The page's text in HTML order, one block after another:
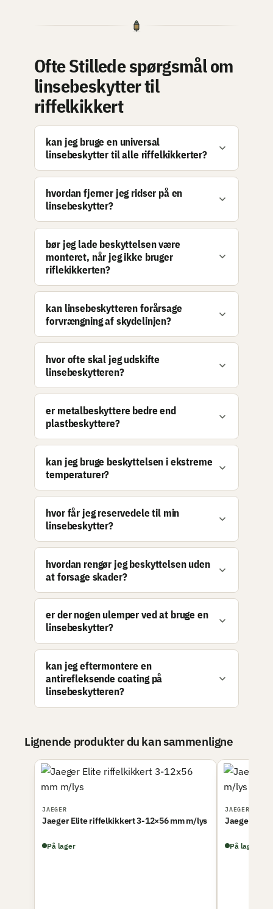
Ofte Stillede spørgsmål om
linsebeskytter til
riffelkikkert
kan jeg bruge en universal
linsebeskytter til alle riffelkikkerter?
hvordan fjerner jeg ridser på en
linsebeskytter?
bør jeg lade beskyttelsen være
monteret, når jeg ikke bruger
riflekikkerten?
kan linsebeskytteren forårsage
forvrængning af skydelinjen?
hvor ofte skal jeg udskifte
linsebeskytteren?
er metalbeskyttere bedre end
plastbeskyttere?
kan jeg bruge beskyttelsen i ekstreme
temperaturer?
hvor får jeg reservedele til min
linsebeskytter?
hvordan rengør jeg beskyttelsen uden
at forsage skader?
er der nogen ulemper ved at bruge en
linsebeskytter?
kan jeg eftermontere en
antirefleksende coating på
linsebeskytteren?
Lignende produkter du kan sammenligne
JAEGER
Jaeger Elite riffelkikkert 3-12×56 mm m/lys
På lager
JAEGER
Jaeger
På lager